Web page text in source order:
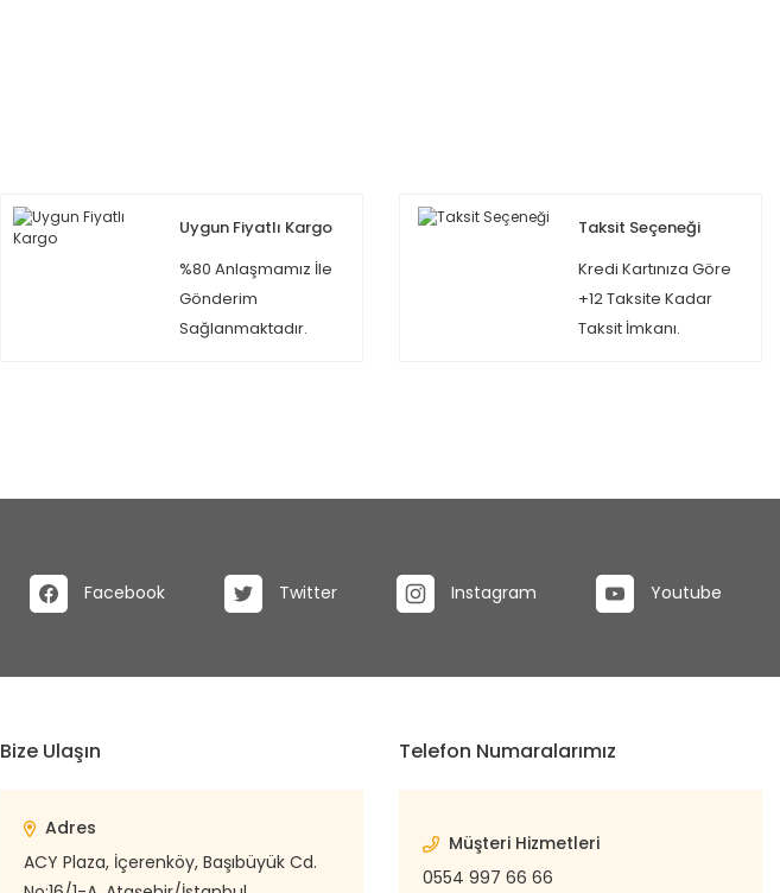
Uygun Fiyatlı Kargo
%80 Anlaşmamız İle
Gönderim
Sağlanmaktadır.
Taksit Seçeneği
Kredi Kartınıza Göre
+12 Taksite Kadar
Taksit İmkanı.
Facebook Twitter Instagram Youtube
Bize Ulaşın
Adres
ACY Plaza, İçerenköy, Başıbüyük Cd.
Telefon Numaralarımız
Müşteri Hizmetleri
0554 997 66 66